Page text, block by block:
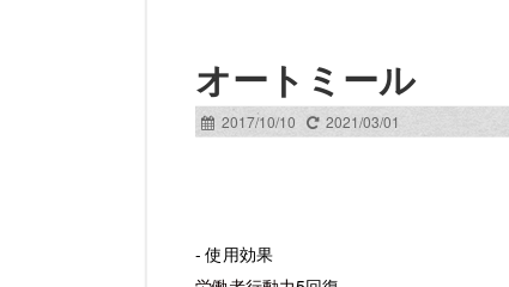
オートミール
2017/10/10 2021/03/01
- 使用効果